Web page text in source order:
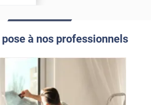
à nos professionnels